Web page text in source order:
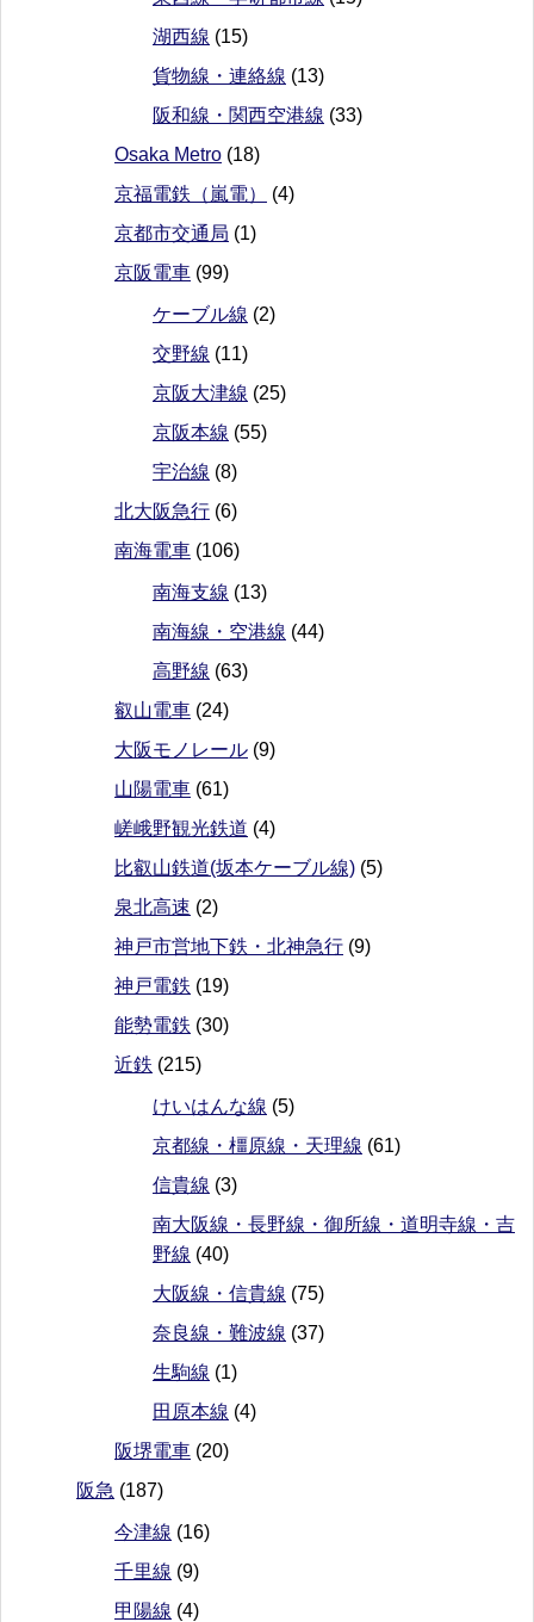
湖西線 (15)
貨物線・連絡線 (13)
阪和線・関西空港線 (33)
Osaka Metro (18)
京福電鉄（嵐電）
(4)
京都市交通局 (1)
京阪電車 (99)
ケーブル線 (2)
交野線 (11)
京阪大津線 (25)
京阪本線 (55)
宇治線 (8)
北大阪急行 (6)
南海電車 (106)
南海支線 (13)
南海線・空港線 (44)
高野線 (63)
叡山電車 (24)
大阪モノレール (9)
山陽電車 (61)
嵯峨野観光鉄道 (4)
比叡山鉄道(坂本ケーブル線) (5)
泉北高速 (2)
神戸市営地下鉄・北神急行 (9)
神戸電鉄 (19)
能勢電鉄 (30)
近鉄 (215)
けいはんな線 (5)
京都線・橿原線・天理線 (61)
信貴線 (3)
南大阪線・長野線・御所線・道明寺線・吉
野線 (40)
大阪線・信貴線 (75)
奈良線・難波線 (37)
生駒線 (1)
田原本線 (4)
阪堺電車 (20)
阪急 (187)
今津線 (16)
千里線 (9)
甲陽線 (4)